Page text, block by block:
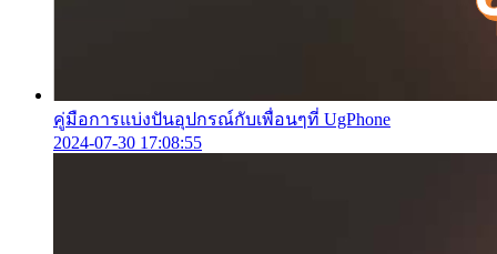
คู่มือการแบ่งปันอุปกรณ์กับเพื่อนๆที่ UgPhone
2024-07-30 17:08:55